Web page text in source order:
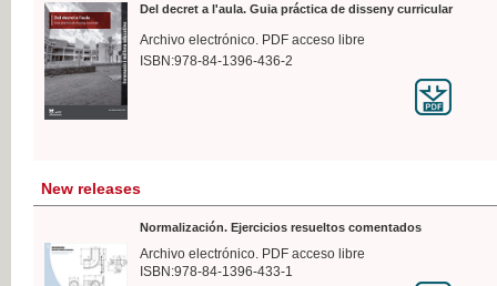
Del decret a l'aula. Guia práctica de disseny curricular
Archivo electrónico. PDF acceso libre
ISBN:978-84-1396-436-2
New releases
Normalización. Ejercicios resueltos comentados
Archivo electrónico. PDF acceso libre
ISBN:978-84-1396-433-1